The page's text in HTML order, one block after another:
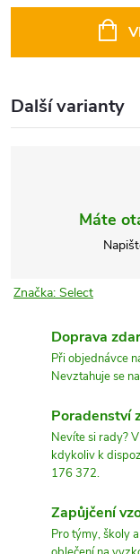
Další varianty
Máte
Značka: Select
Doprava
Při objednávce
Nevztahuje se
Poradenství
Nevíte si rady?
kdykoliv k
176 372.
Zapůjčení
Pro týmy, školy